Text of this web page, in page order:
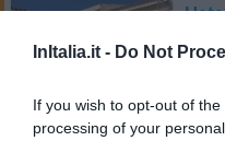
InItalia.it - Do Not
If you wish to opt-out of
processing of your